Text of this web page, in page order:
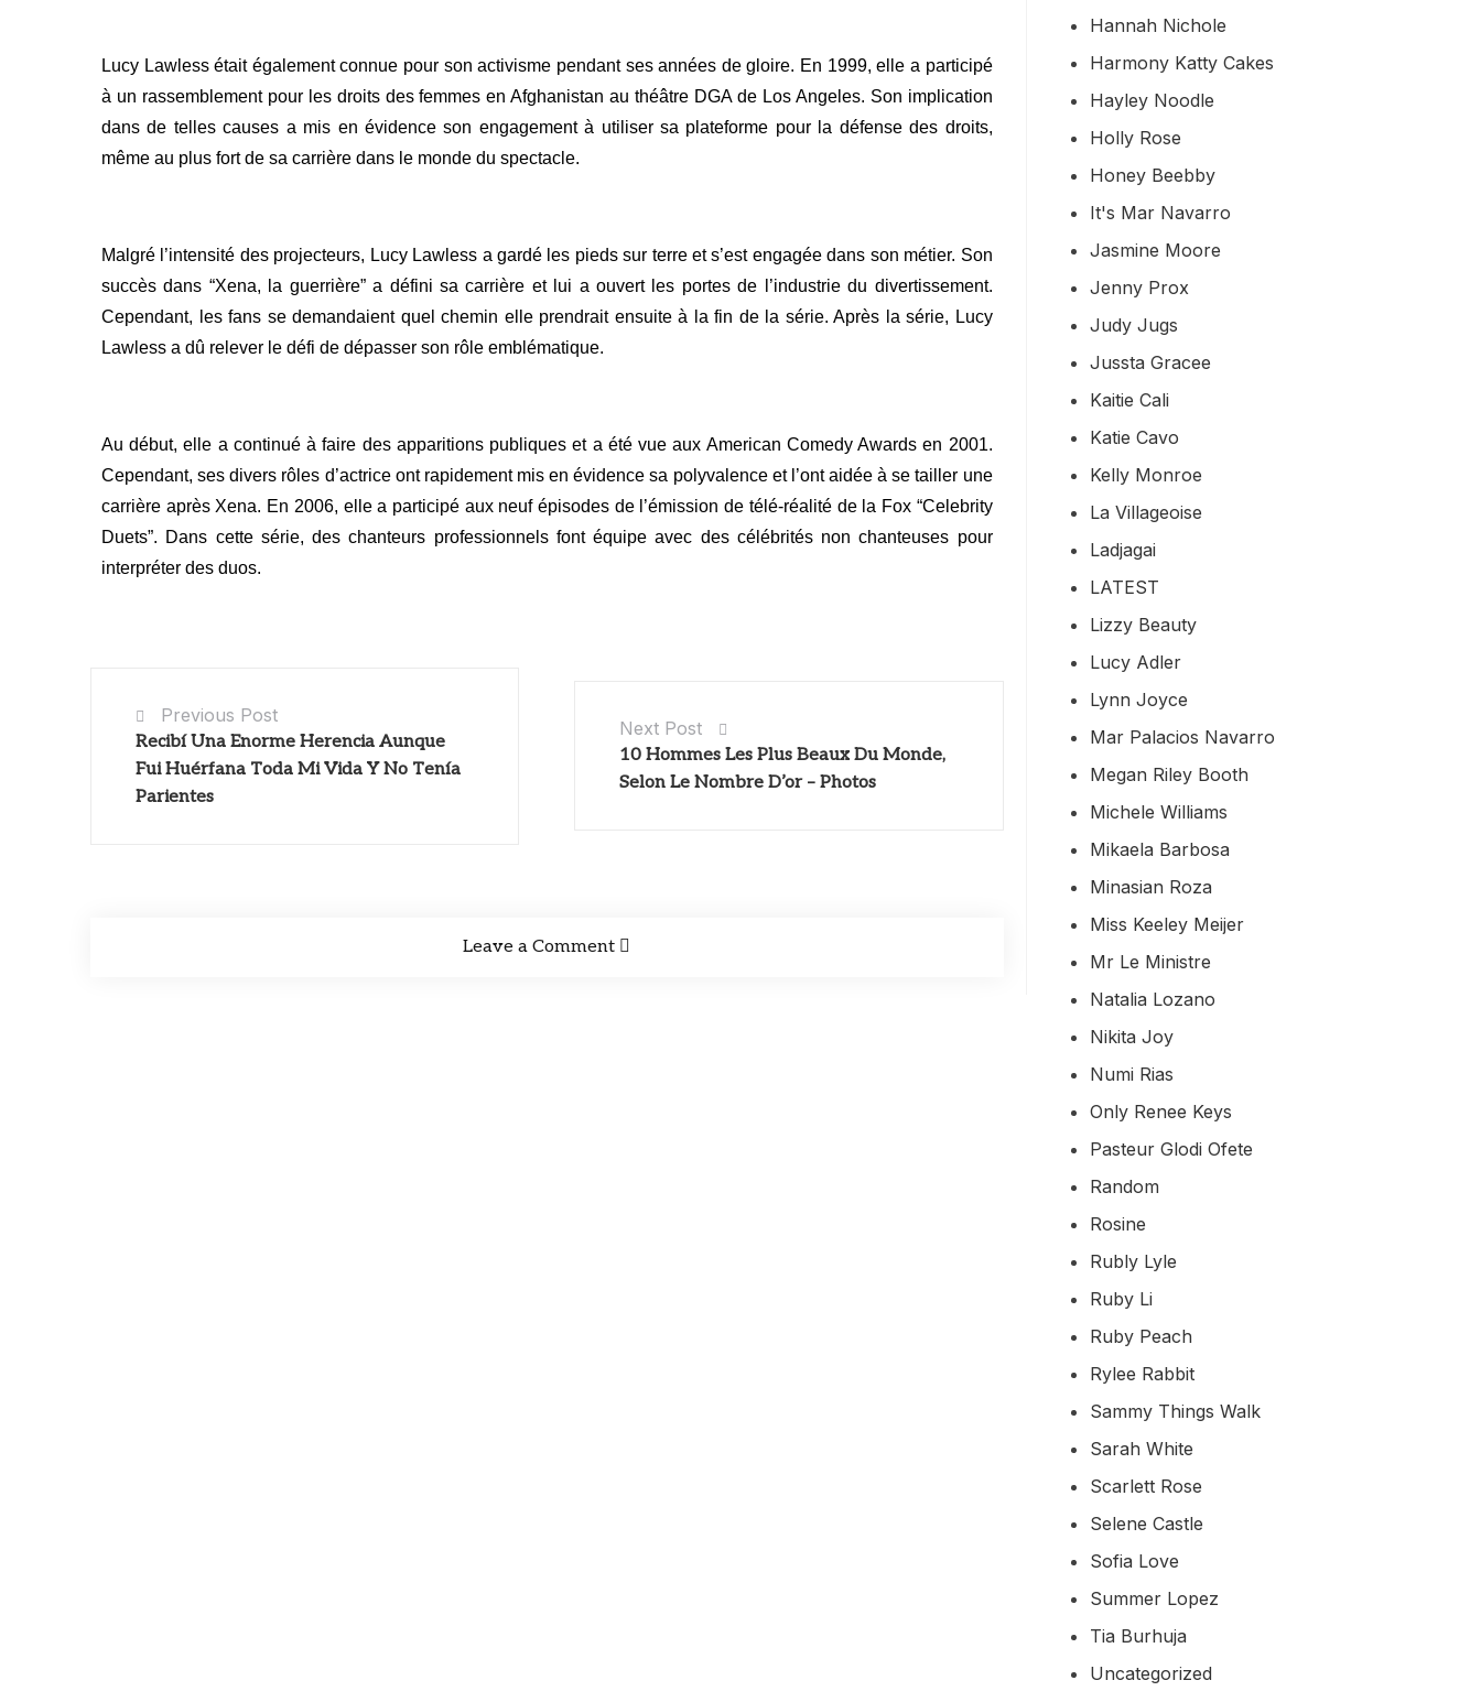
Lucy Lawless était également connue pour son activisme pendant ses années de gloire. En 1999, elle a participé
à un rassemblement pour les droits des femmes en Afghanistan au théâtre DGA de Los Angeles. Son implication
dans de telles causes a mis en évidence son engagement à utiliser sa plateforme pour la défense des droits,
même au plus fort de sa carrière dans le monde du spectacle.
Malgré l’intensité des projecteurs, Lucy Lawless a gardé les pieds sur terre et s’est engagée dans son métier. Son
succès dans “Xena, la guerrière” a défini sa carrière et lui a ouvert les portes de l’industrie du divertissement.
Cependant, les fans se demandaient quel chemin elle prendrait ensuite à la fin de la série.Après la série, Lucy
Lawless a dû relever le défi de dépasser son rôle emblématique.
Au début, elle a continué à faire des apparitions publiques et a été vue aux American Comedy Awards en 2001.
Cependant, ses divers rôles d’actrice ont rapidement mis en évidence sa polyvalence et l’ont aidée à se tailler une
carrière après Xena. En 2006, elle a participé aux neuf épisodes de l’émission de télé-réalité de la Fox “Celebrity
Duets”. Dans cette série, des chanteurs professionnels font équipe avec des célébrités non chanteuses pour
interpréter des duos.
Previous Post
Recibí Una Enorme Herencia Aunque
Fui Huérfana Toda Mi Vida Y No Tenía
Parientes
Next Post
10 Hommes Les Plus Beaux Du Monde,
Selon Le Nombre D’or – Photos
Leave a Comment
Hannah Nichole
Harmony Katty Cakes
Hayley Noodle
Holly Rose
Honey Beebby
It's Mar Navarro
Jasmine Moore
Jenny Prox
Judy Jugs
Jussta Gracee
Kaitie Cali
Katie Cavo
Kelly Monroe
La Villageoise
Ladjagai
LATEST
Lizzy Beauty
Lucy Adler
Lynn Joyce
Mar Palacios Navarro
Megan Riley Booth
Michele Williams
Mikaela Barbosa
Minasian Roza
Miss Keeley Meijer
Mr Le Ministre
Natalia Lozano
Nikita Joy
Numi Rias
Only Renee Keys
Pasteur Glodi Ofete
Random
Rosine
Rubly Lyle
Ruby Li
Ruby Peach
Rylee Rabbit
Sammy Things Walk
Sarah White
Scarlett Rose
Selene Castle
Sofia Love
Summer Lopez
Tia Burhuja
Uncategorized